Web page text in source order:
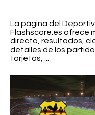
La página del
Flashscore.es ofrece
directo, resultados,
detalles de los
tarjetas, ...